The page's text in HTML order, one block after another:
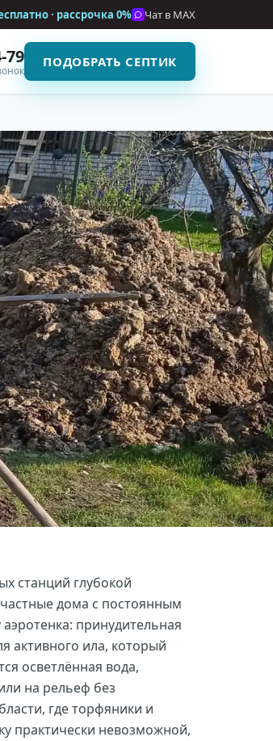
· рассрочка 0% Чат в MAX
79 ПОДОБРАТЬ СЕПТИК
станций глубокой
дома с постоянным
принудительная
активного ила, который
осветлённая вода,
на рельеф без
где торфяники и
практически невозможной,